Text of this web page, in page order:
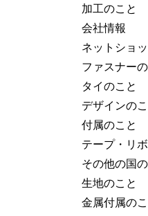
加工のこと
会社情報
ネットショ
ファスナー
タイのこと
デザインの
付属のこと
テープ・リ
その他の国
生地のこと
金属付属の